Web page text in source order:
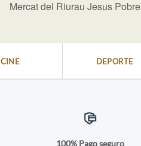
Mercat del Riurau Jesus Pobre
CINE DEPORTE
100% Pago seguro